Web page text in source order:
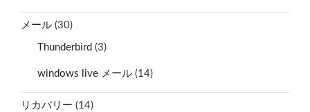
メール (30)
Thunderbird (3)
windows live メール (14)
リカバリー (14)